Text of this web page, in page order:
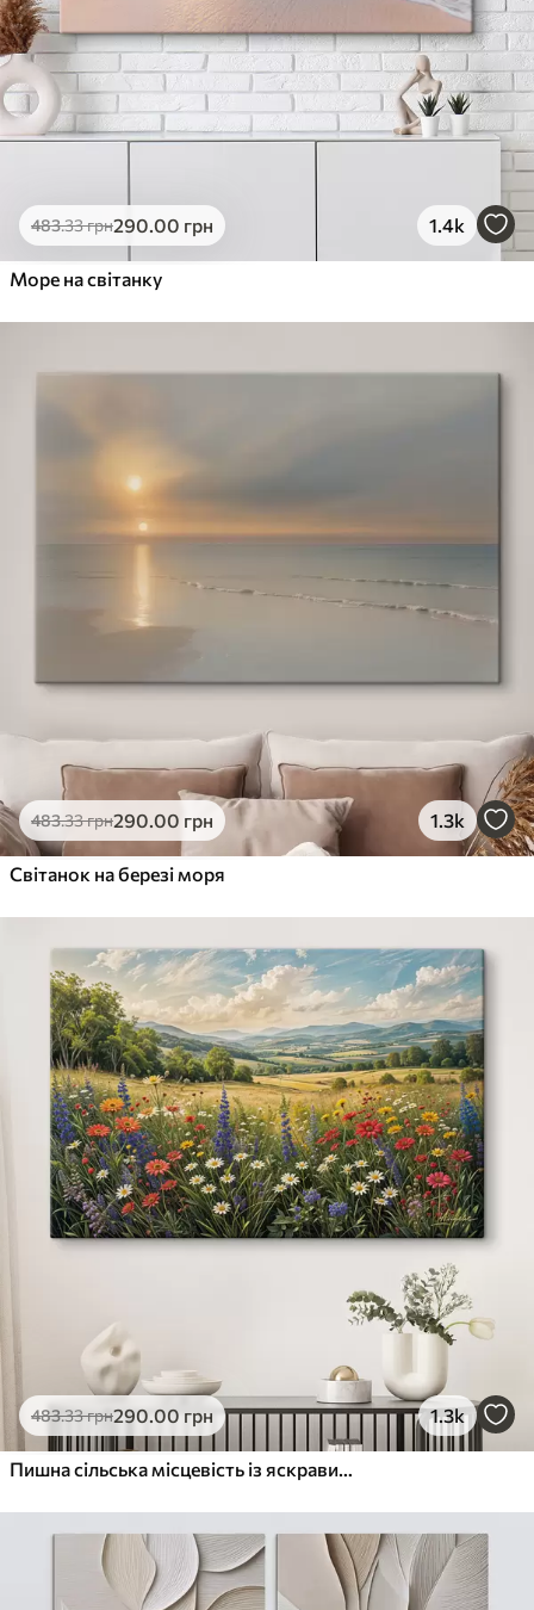
483.33грн290.00 грн 1.4k
Море на світанку
483.33грн290.00 грн 1.3k
Світанок на березі моря
483.33грн290.00 грн 1.3k
Пишна сільська місцевість із яскравим лугом диких квітів, наповненим різнокольоровими квітами під хмарним небом